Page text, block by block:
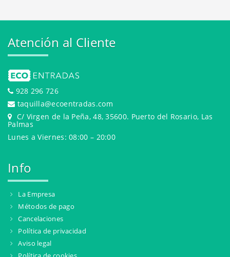
Atención al Cliente
928 296 726
taquilla@ecoentradas.com
C/ Virgen de la Peña, 48, 35600. Puerto del Rosario, Las
Palmas
Lunes a Viernes: 08:00 – 20:00
Info
La Empresa
Métodos de pago
Cancelaciones
Política de privacidad
Aviso legal